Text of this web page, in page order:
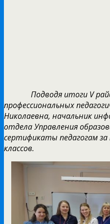
Подводя итоги V
профессиональных
Николаевна, начальник
отдела Управления
сертификаты педагогам
классов.